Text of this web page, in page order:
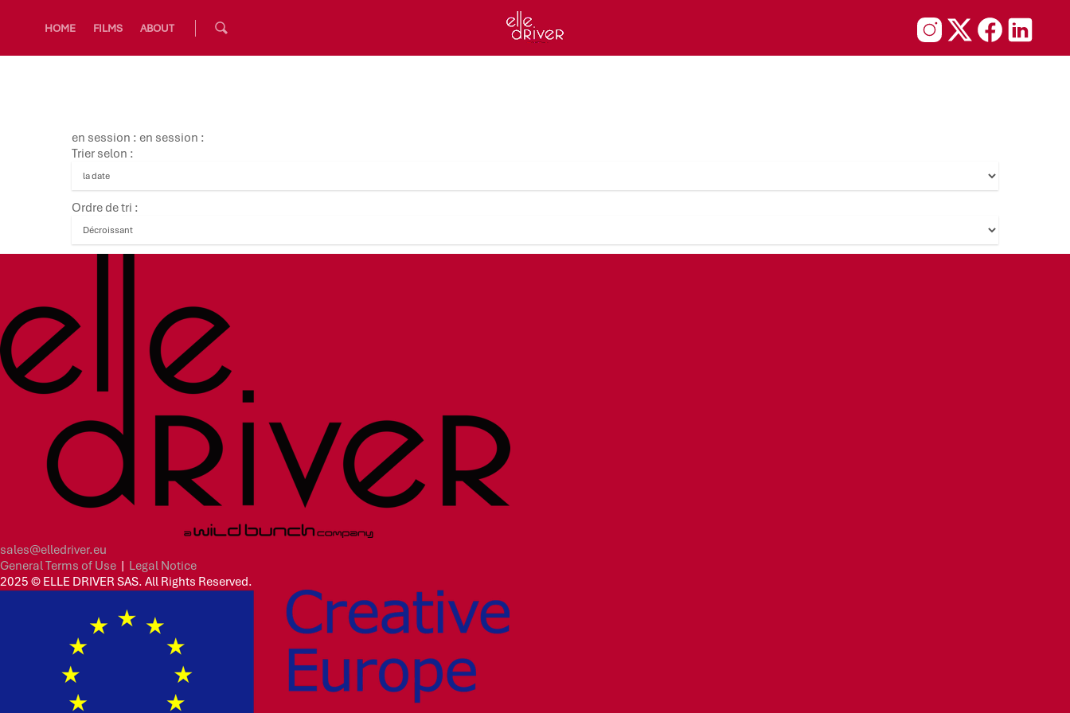
HOME FILMS ABOUT
en session : en session :
Trier selon :
Ordre de tri :
sales@elledriver.eu
General Terms of Use | Legal Notice
2025 © ELLE DRIVER SAS. All Rights Reserved.